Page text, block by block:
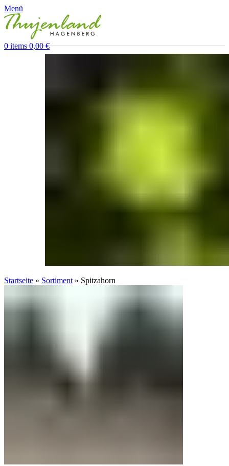
Menü
0items 0,00€
Startseite » Sortiment » Spitzahorn